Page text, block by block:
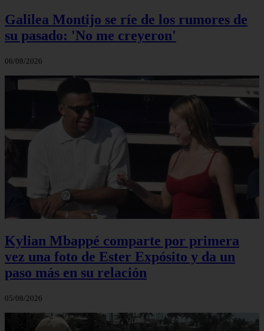
Galilea Montijo se ríe de los rumores de
su pasado: 'No me creyeron'
06/08/2026
Kylian Mbappé comparte por primera
vez una foto de Ester Expósito y da un
paso más en su relación
05/08/2026